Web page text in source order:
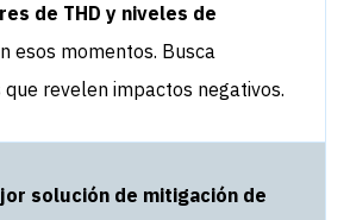
de THD y niveles de
esos momentos. Busca
que revelen impactos negativos.
solución de mitigación de